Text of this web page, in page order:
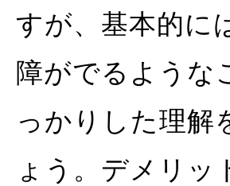
すが、基本的に
障がでるような
っかりした理解
ょう。デメリッ